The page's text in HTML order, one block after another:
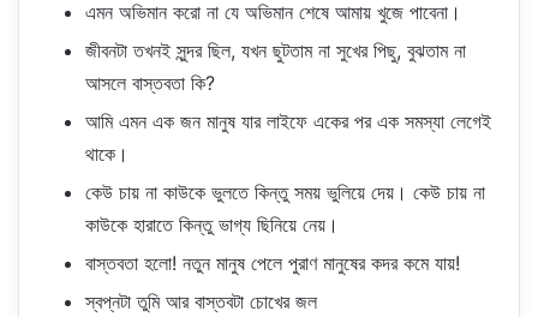
এমন অভিমান করো না যে অভিমান শেষে আমায় খুজে পাবেনা।
জীবনটা তখনই সুন্দর ছিল, যখন ছুটতাম না সুখের পিছু, বুঝতাম না
আসলে বাস্তবতা কি?
আমি এমন এক জন মানুষ যার লাইফে একের পর এক সমস্যা লেগেই
থাকে।
কেউ চায় না কাউকে ভুলতে কিন্তু সময় ভুলিয়ে দেয়। কেউ চায় না
কাউকে হারাতে কিন্তু ভাগ্য ছিনিয়ে নেয়।
বাস্তবতা হলো! নতুন মানুষ পেলে পুরাণ মানুষের কদর কমে যায়!
স্বপ্নটা তুমি আর বাস্তবটা চোখের জল